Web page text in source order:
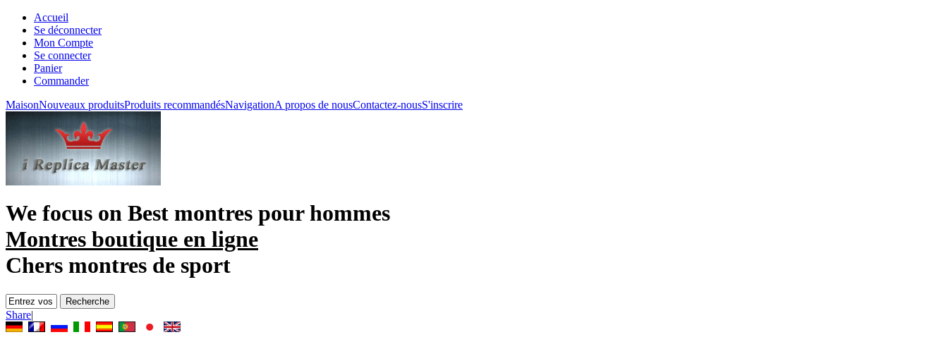
Accueil
Se déconnecter
Mon Compte
Se connecter
Panier
Commander
MaisonNouveaux produitsProduits recommandésNavigationA propos de nousContactez-nousS'inscrire
We focus on Best montres pour hommes
Montres boutique en ligne
Chers montres de sport
Share|